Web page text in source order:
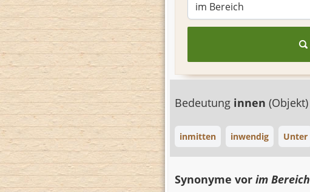
Bedeutung innen (Objekt)
inmitten inwendig Unter
Synonyme vor im Bereich